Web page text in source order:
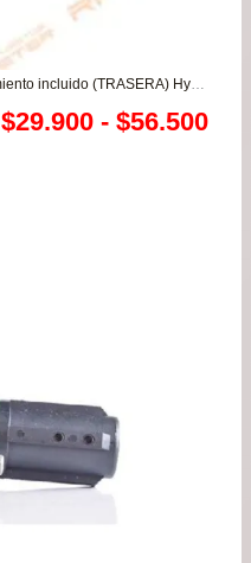
PROMO RP – Maza rueda con rodamiento incluido (TRASERA) Hyundai Accent 94-96 – Elantra
$29.900 - $56.500